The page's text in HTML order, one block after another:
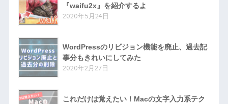
『waifu2x』を紹介するよ
2020年5月24日
WordPressのリビジョン機能を廃止、過去記
事分もきれいにしてみた
2020年2月27日
これだけは覚えたい！Macの文字入力系テク